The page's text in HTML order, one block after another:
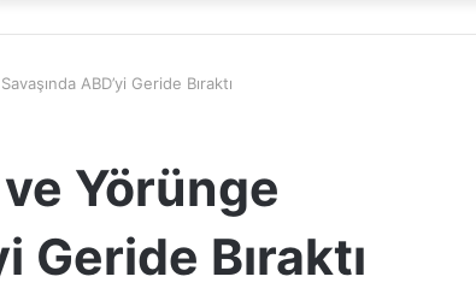
ABD’yi Geride Bıraktı
Yörünge
Geride Bıraktı